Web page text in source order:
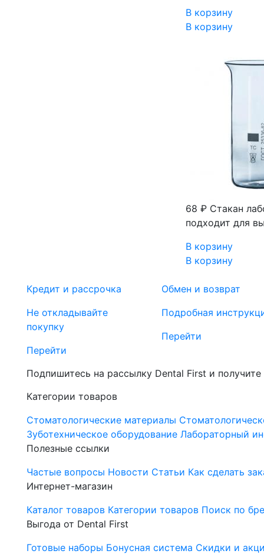
В корзину
В корзину
68 ₽ Стакан
подходит для
В корзину
В корзину
Кредит и рассрочка
Не откладывайте
покупку
Перейти
Обмен и возврат
Подробная
Перейти
Подпишитесь на рассылку Dental First и
Категории товаров
Стоматологические материалы
Зуботехническое оборудование Лабораторный
Полезные ссылки
Частые вопросы Новости Статьи Как сделать
Интернет-магазин
Каталог товаров Категории товаров Поиск по
Выгода от Dental First
Готовые наборы Бонусная система Скидки и